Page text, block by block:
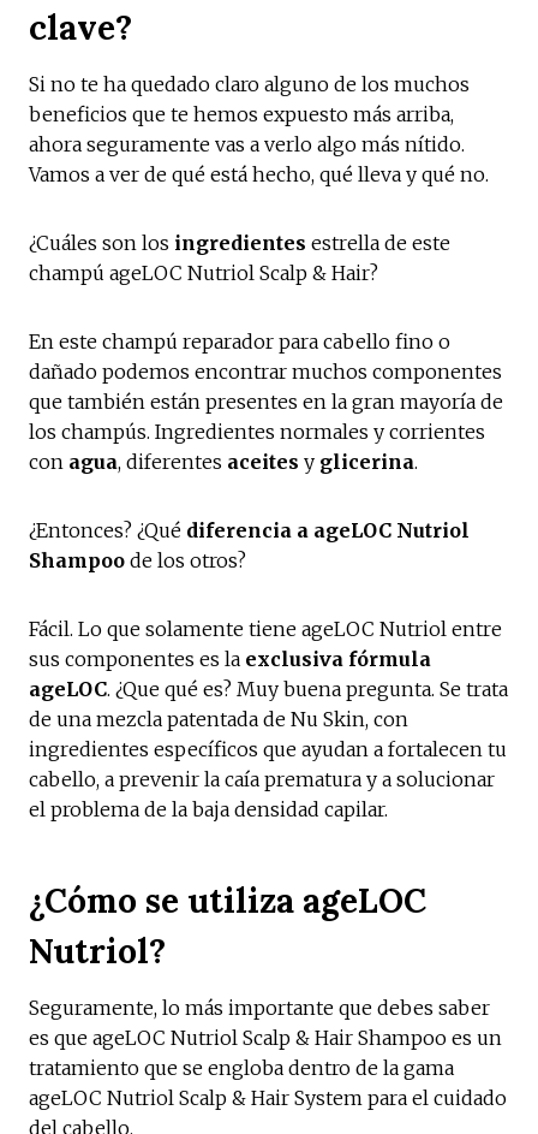
clave?
Si no te ha quedado claro alguno de los muchos
beneficios que te hemos expuesto más arriba,
ahora seguramente vas a verlo algo más nítido.
Vamos a ver de qué está hecho, qué lleva y qué no.
¿Cuáles son los ingredientes estrella de este
champú ageLOC Nutriol Scalp & Hair?
En este champú reparador para cabello fino o
dañado podemos encontrar muchos componentes
que también están presentes en la gran mayoría de
los champús. Ingredientes normales y corrientes
con agua, diferentes aceites y glicerina.
¿Entonces? ¿Qué diferencia a ageLOC Nutriol
Shampoo de los otros?
Fácil. Lo que solamente tiene ageLOC Nutriol entre
sus componentes es la exclusiva fórmula
ageLOC. ¿Que qué es? Muy buena pregunta. Se trata
de una mezcla patentada de Nu Skin, con
ingredientes específicos que ayudan a fortalecen tu
cabello, a prevenir la caía prematura y a solucionar
el problema de la baja densidad capilar.
¿Cómo se utiliza ageLOC
Nutriol?
Seguramente, lo más importante que debes saber
es que ageLOC Nutriol Scalp & Hair Shampoo es un
tratamiento que se engloba dentro de la gama
ageLOC Nutriol Scalp & Hair System para el cuidado
del cabello.